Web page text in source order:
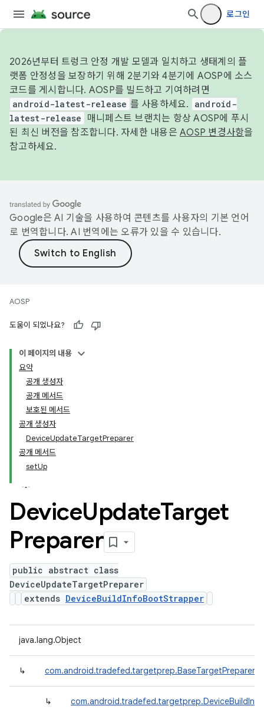
로그인
2026년부터 트렁크 안정 개발 모델과 일치하고 생태계의 플
랫폼 안정성을 보장하기 위해 2분기와 4분기에 AOSP에 소스
코드를 게시합니다. AOSP를 빌드하고 기여하려면
android-latest-release 를 사용하세요.
android-
latest-release
매니페스트 브랜치는 항상 AOSP에 푸시
된 최신 버전을 참조합니다. 자세한 내용은 AOSP 변경사항을
참고하세요.
Google은 AI 기술을 사용하여 콘텐츠를 사용자의 기본 언어
로 번역합니다. AI 번역에는 오류가 있을 수 있습니다.
AOSP
도움이 되었나요?
이 페이지의 내용
요약
공개 생성자
공개 메서드
보호된 메서드
공개 생성자
DeviceUpdateTargetPreparer
공개 메서드
setUp
DeviceUpdateTarget
Preparer
public abstract class
DeviceUpdateTargetPreparer
extends DeviceBuildInfoBootStrapper
java.lang.Object
↳ com.android.tradefed.targetprep.BaseTargetPreparer
↳